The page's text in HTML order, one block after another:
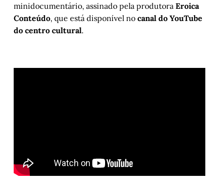
minidocumentário, assinado pela produtora Eroica
Conteúdo, que está disponível no canal do YouTube
do centro cultural.